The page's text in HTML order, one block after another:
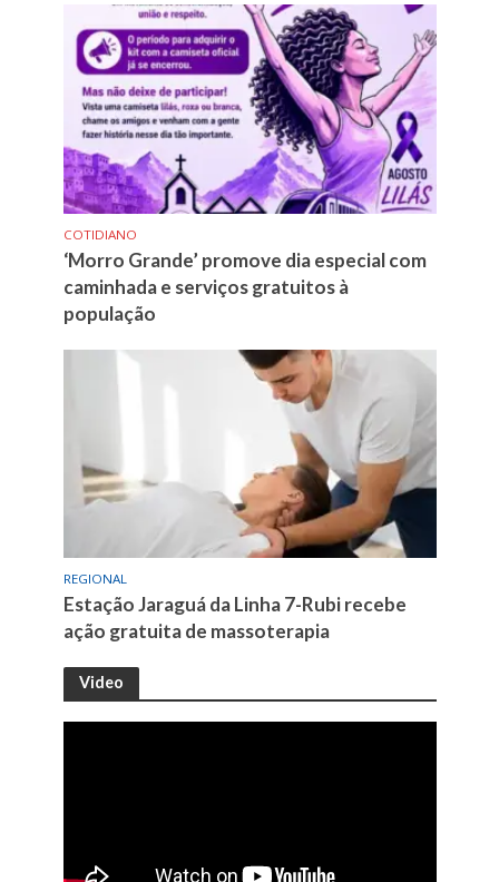
COTIDIANO
‘Morro Grande’ promove dia especial com
caminhada e serviços gratuitos à
população
REGIONAL
Estação Jaraguá da Linha 7-Rubi recebe
ação gratuita de massoterapia
Video